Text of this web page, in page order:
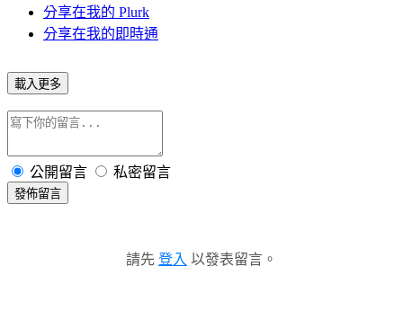
分享在我的 Plurk
分享在我的即時通
載入更多
公開留言 私密留言
發佈留言
請先 登入 以發表留言。